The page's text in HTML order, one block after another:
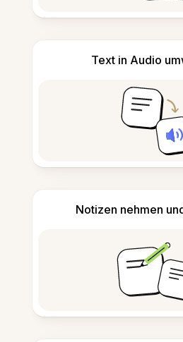
Text in Audio
Notizen nehmen